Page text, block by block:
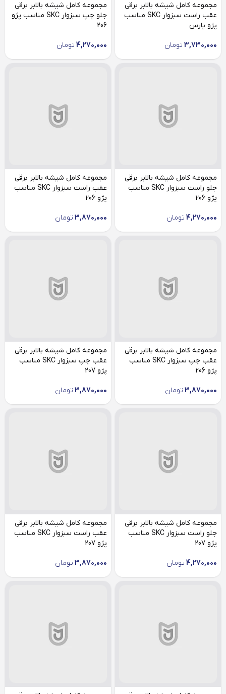
مجموعه کامل شیشه بالابر برقی
عقب راست سبزوار SKC مناسب
پژو پارس
3,730,000 تومان
مجموعه کامل شیشه بالابر برقی
جلو چپ سبزوار SKC مناسب پژو
206
4,270,000 تومان
مجموعه کامل شیشه بالابر برقی
جلو راست سبزوار SKC مناسب
پژو 206
4,270,000 تومان
مجموعه کامل شیشه بالابر برقی
عقب راست سبزوار SKC مناسب
پژو 206
3,870,000 تومان
مجموعه کامل شیشه بالابر برقی
عقب چپ سبزوار SKC مناسب
پژو 206
3,870,000 تومان
مجموعه کامل شیشه بالابر برقی
عقب چپ سبزوار SKC مناسب
پژو 207
3,870,000 تومان
مجموعه کامل شیشه بالابر برقی
جلو راست سبزوار SKC مناسب
پژو 207
4,270,000 تومان
مجموعه کامل شیشه بالابر برقی
عقب راست سبزوار SKC مناسب
پژو 207
3,870,000 تومان